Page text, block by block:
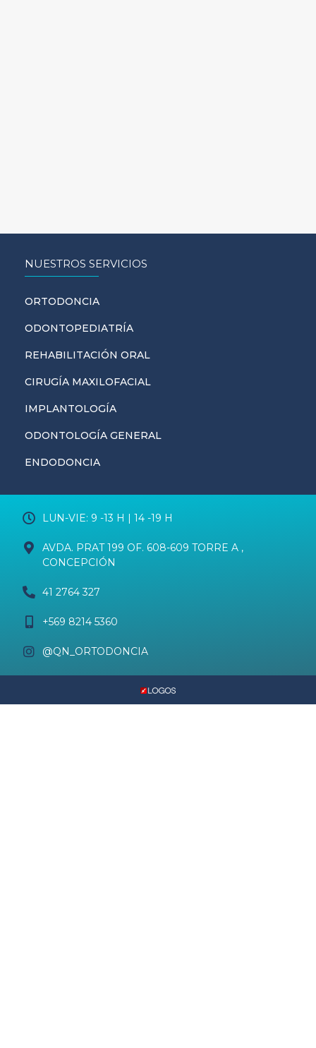
NUESTROS SERVICIOS
ORTODONCIA
ODONTOPEDIATRÍA
REHABILITACIÓN ORAL
CIRUGÍA MAXILOFACIAL
IMPLANTOLOGÍA
ODONTOLOGÍA GENERAL
ENDODONCIA
LUN-VIE: 9 -13 H | 14 -19 H
AVDA. PRAT 199 OF. 608-609 TORRE A ,
CONCEPCIÓN
41 2764 327
+569 8214 5360
@QN_ORTODONCIA